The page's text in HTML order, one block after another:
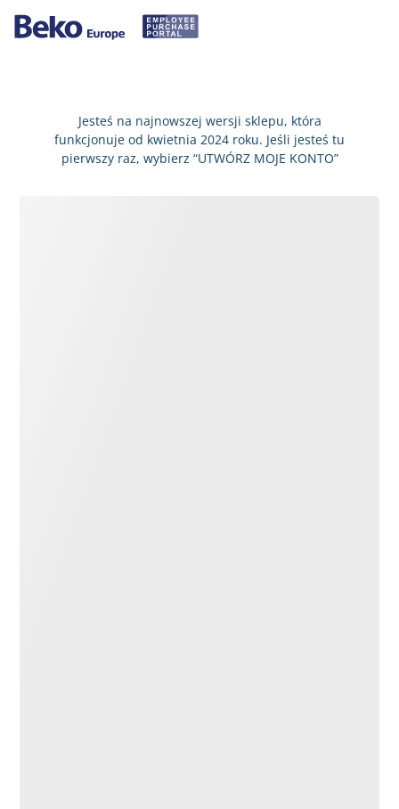
Jesteś na najnowszej wersji sklepu, która
funkcjonuje od kwietnia 2024 roku. Jeśli jesteś tu
pierwszy raz, wybierz “UTWÓRZ MOJE KONTO”